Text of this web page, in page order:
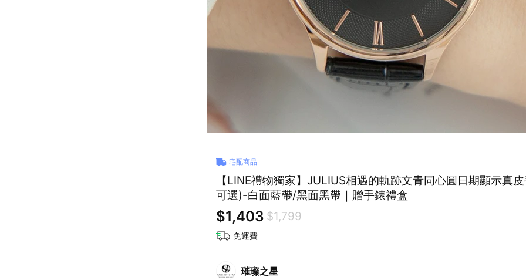
宅配商品
【LINE禮物獨家】JULIUS相遇的軌跡文青同心圓日期顯示真
可選)-白面藍帶/黑面黑帶｜贈手錶禮盒
$1,403 $1,799
免運費
璀璨之星